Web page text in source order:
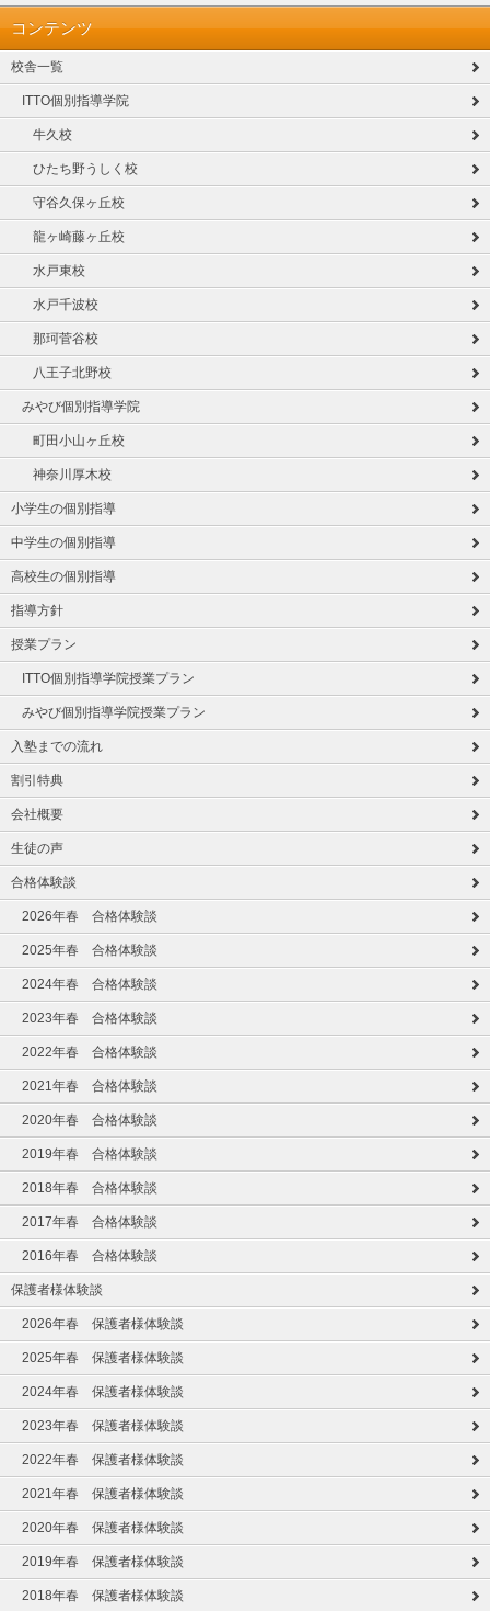
コンテンツ
校舎一覧
ITTO個別指導学院
牛久校
ひたち野うしく校
守谷久保ヶ丘校
龍ヶ崎藤ヶ丘校
水戸東校
水戸千波校
那珂菅谷校
八王子北野校
みやび個別指導学院
町田小山ヶ丘校
神奈川厚木校
小学生の個別指導
中学生の個別指導
高校生の個別指導
指導方針
授業プラン
ITTO個別指導学院授業プラン
みやび個別指導学院授業プラン
入塾までの流れ
割引特典
会社概要
生徒の声
合格体験談
2026年春 合格体験談
2025年春 合格体験談
2024年春 合格体験談
2023年春 合格体験談
2022年春 合格体験談
2021年春 合格体験談
2020年春 合格体験談
2019年春 合格体験談
2018年春 合格体験談
2017年春 合格体験談
2016年春 合格体験談
保護者様体験談
2026年春 保護者様体験談
2025年春 保護者様体験談
2024年春 保護者様体験談
2023年春 保護者様体験談
2022年春 保護者様体験談
2021年春 保護者様体験談
2020年春 保護者様体験談
2019年春 保護者様体験談
2018年春 保護者様体験談